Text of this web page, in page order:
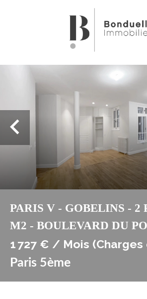
PARIS V - GOBELINS - 2
M2 - BOULEVARD DU
1 727 € / Mois (Charges
Paris 5ème